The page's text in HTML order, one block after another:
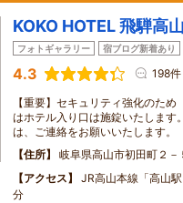
KOKO HOTEL 飛騨高
フォトギャラリー 宿ブログ新着あり
4.3 198件
【重要】セキュリティ強化のた
はホテル入り口は施錠いたします
は、ご連絡をお願いいたします。
住所
岐阜県高山市初田町２－
アクセス
JR高山本線「高山
分